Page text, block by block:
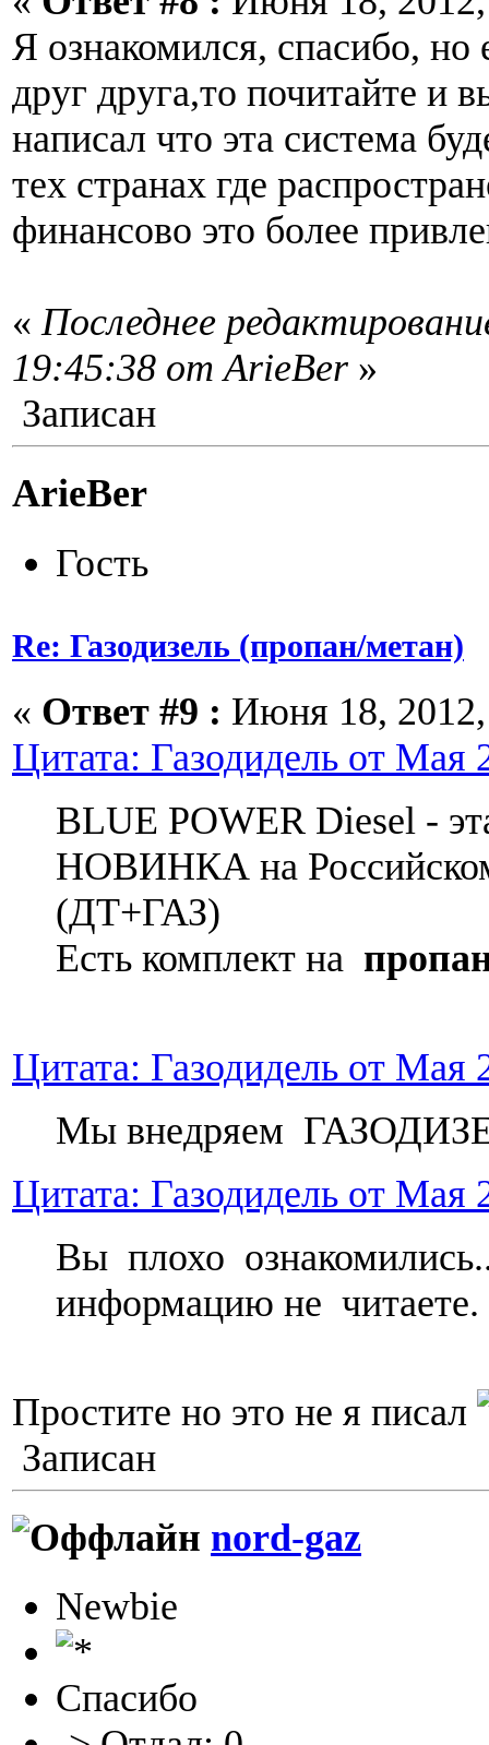
Я ознакомился, спасибо, но
друг друга,то почитайте и
написал что эта система
тех странах где
финансово это более
«Последнее
19:45:38 от ArieBer »
Записан
ArieBer
Гость
Re: Газодизель (пропан/метан)
« Ответ #9 : Июня 18,
Цитата: Газодидель от Мая
BLUE POWER Diesel -
НОВИНКА на
(ДТ+ГАЗ)
Есть комплект на
Цитата: Газодидель от Мая
Мы внедряем
Цитата: Газодидель от Мая
Вы плохо
информацию не читаете.
Простите но это не я писал
Записан
nord-gaz
Newbie
Спасибо